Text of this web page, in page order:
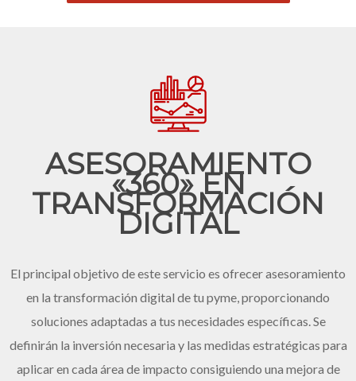
ASESORAMIENTO
«360» EN
TRANSFORMACIÓN
DIGITAL
El principal objetivo de este servicio es ofrecer asesoramiento
en la transformación digital de tu pyme, proporcionando
soluciones adaptadas a tus necesidades específicas. Se
definirán la inversión necesaria y las medidas estratégicas para
aplicar en cada área de impacto consiguiendo una mejora de